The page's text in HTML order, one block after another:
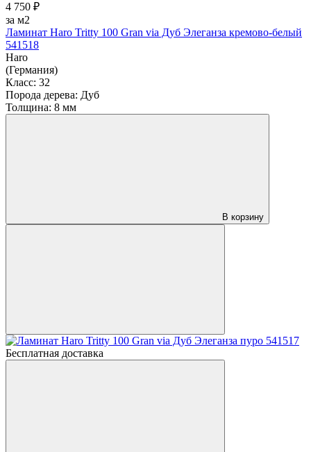
4 750 ₽
за м2
Ламинат Haro Tritty 100 Gran via Дуб Элеганза кремово-белый
541518
Haro
(Германия)
Класс: 32
Порода дерева: Дуб
Толщина: 8 мм
В корзину
Бесплатная доставка